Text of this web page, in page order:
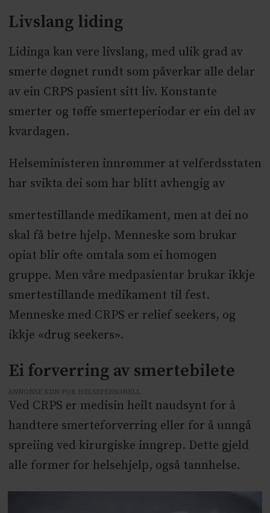
Livslang liding
Lidinga kan vere livslang, med ulik grad av
smerte døgnet rundt som påverkar alle delar
av ein CRPS pasient sitt liv. Konstante
smerter og tøffe smerteperiodar er ein del av
kvardagen.
Helseministeren innrømmer at velferdsstaten
har svikta dei som har blitt avhengig av
smertestillande medikament, men at dei no
skal få betre hjelp. Menneske som brukar
opiat blir ofte omtala som ei homogen
gruppe. Men våre medpasientar brukar ikkje
smertestillande medikament til fest.
Menneske med CRPS er relief seekers, og
ikkje «drug seekers».
Ei forverring av smertebilete
ANNONSE KUN FOR HELSEPERSONELL
Ved CRPS er medisin heilt naudsynt for å
handtere smerteforverring eller for å unngå
spreiing ved kirurgiske inngrep. Dette gjeld
alle former for helsehjelp, også tannhelse.